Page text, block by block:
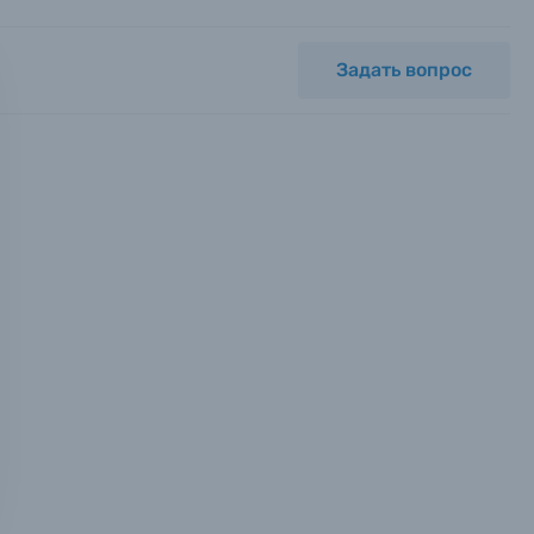
с
Задать вопрос